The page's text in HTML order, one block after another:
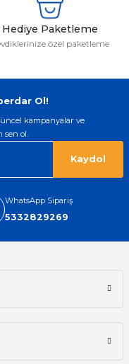
Hediye Paketleme
özel paketleme
Ol!
kampanyalar ve
ol.
Kaydol
WhatsApp Sipariş
5332829269